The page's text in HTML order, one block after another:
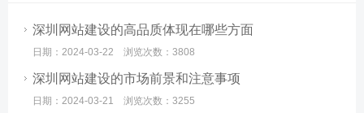
深圳网站建设的高品质体现在哪些方面
日期：2024-03-22 浏览次数：3808
深圳网站建设的市场前景和注意事项
日期：2024-03-21 浏览次数：3255